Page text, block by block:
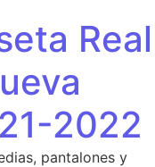
Real
2022
pantalones y